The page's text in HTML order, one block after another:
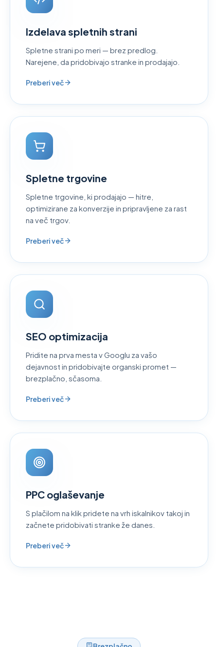
Izdelava spletnih strani
Spletne strani po meri — brez predlog.
Narejene, da pridobivajo stranke in prodajajo.
Preberi več
Spletne trgovine
Spletne trgovine, ki prodajajo — hitre,
optimizirane za konverzije in pripravljene za rast
na več trgov.
Preberi več
SEO optimizacija
Pridite na prva mesta v Googlu za vašo
dejavnost in pridobivajte organski promet —
brezplačno, sčasoma.
Preberi več
PPC oglaševanje
S plačilom na klik pridete na vrh iskalnikov takoj in
začnete pridobivati stranke že danes.
Preberi več